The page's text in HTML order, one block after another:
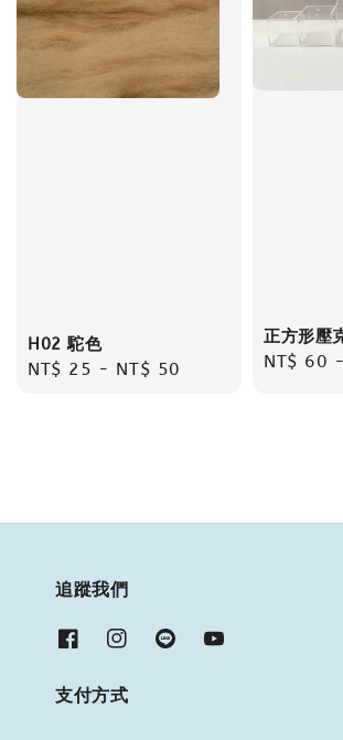
H02 駝色
Regular
NT$ 25 - NT$ 50
正方形壓
Regular
NT$ 60 -
追蹤我們
支付方式